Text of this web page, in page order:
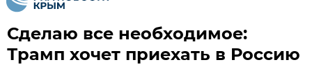
Сделаю все необходимое:
Трамп хочет приехать в Россию